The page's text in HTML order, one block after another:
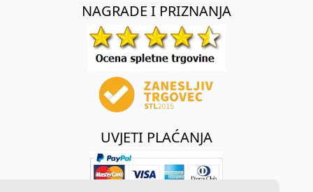
NAGRADE I PRIZNANJA
UVJETI PLAĆANJA